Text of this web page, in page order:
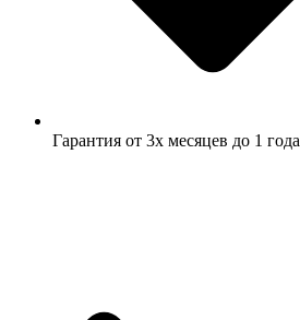
Гарантия от 3х месяцев до 1 года